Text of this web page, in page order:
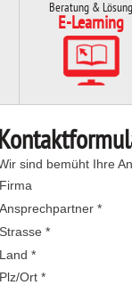
Beratung & Lösung
E-Learning
sind bemüht Ihre
Firma
Ansprechpartner *
Strasse *
Land *
Plz/Ort *